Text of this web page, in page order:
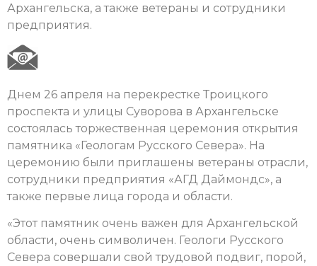
Архангельска, а также ветераны и сотрудники
предприятия.
Днем 26 апреля на перекрестке Троицкого
проспекта и улицы Суворова в Архангельске
состоялась торжественная церемония открытия
памятника «Геологам Русского Севера». На
церемонию были приглашены ветераны отрасли,
сотрудники предприятия «АГД Даймондс», а
также первые лица города и области.
«Этот памятник очень важен для Архангельской
области, очень символичен. Геологи Русского
Севера совершали свой трудовой подвиг, порой,